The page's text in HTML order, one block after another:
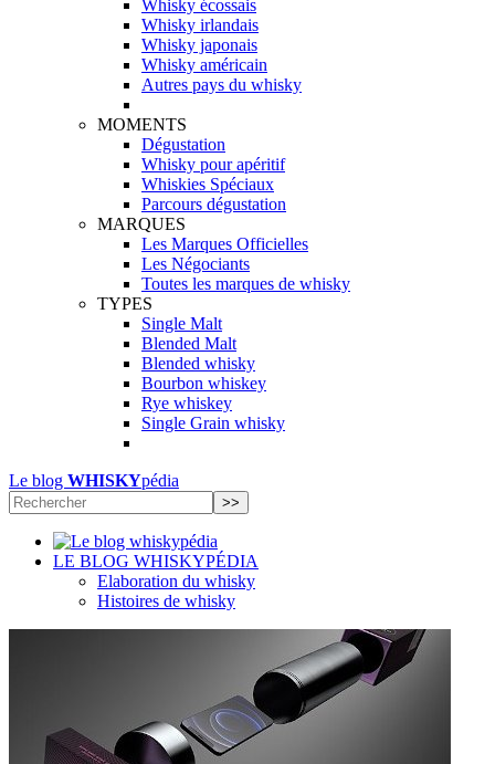
Whisky écossais
Whisky irlandais
Whisky japonais
Whisky américain
Autres pays du whisky
MOMENTS
Dégustation
Whisky pour apéritif
Whiskies Spéciaux
Parcours dégustation
MARQUES
Les Marques Officielles
Les Négociants
Toutes les marques de whisky
TYPES
Single Malt
Blended Malt
Blended whisky
Bourbon whiskey
Rye whiskey
Single Grain whisky
Le blog WHISKYpédia
LE BLOG WHISKYPÉDIA
Elaboration du whisky
Histoires de whisky